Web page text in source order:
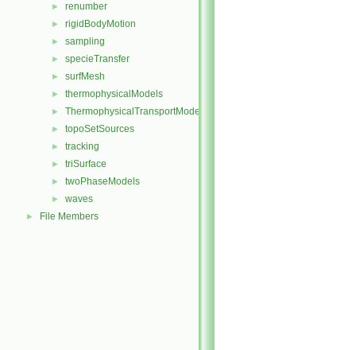
► renumber
► rigidBodyMotion
► sampling
► specieTransfer
► surfMesh
► thermophysicalModels
► ThermophysicalTransportModels
► topoSetSources
► tracking
► triSurface
► twoPhaseModels
► waves
► File Members